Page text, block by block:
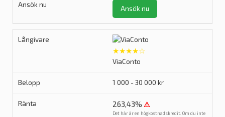
Ansök nu
★★★★☆
ViaConto
1 000 - 30 000 kr
263,43% ⚠
Det här är en högkostnadskredit. Om du inte